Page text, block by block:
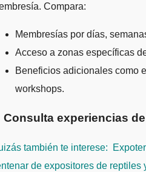
Compara:
Membresías por días,
Acceso a zonas específicas
Beneficios adicionales como
workshops.
Consulta experiencias
también te interese:
de expositores de reptiles